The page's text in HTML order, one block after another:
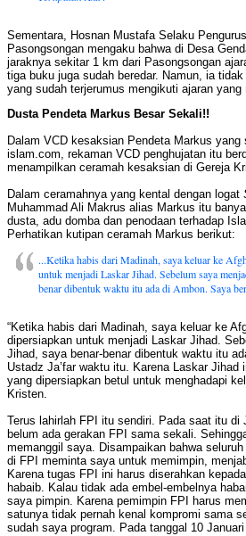
Sementara, Hosnan Mustafa Selaku
Pasongsongan mengaku bahwa di Desa
jaraknya sekitar 1 km dari Pasongsongan
tiga buku juga sudah beredar. Namun, ia
yang sudah terjerumus mengikuti ajaran yang
Dusta Pendeta Markus Besar Sekali!!
Dalam VCD kesaksian Pendeta Markus
islam.com, rekaman VCD penghujatan itu
menampilkan ceramah kesaksian di Gereja
Dalam ceramahnya yang kental dengan logat
Muhammad Ali Makrus alias Markus itu
dusta, adu domba dan penodaan terhadap
Perhatikan kutipan ceramah Markus berikut:
...Ketika habis dari Madinah, saya keluar ke
untuk menjadi Laskar Jihad. Sebelum saya
benar dibentuk waktu itu ada di Ambon. Saya
“Ketika habis dari Madinah, saya keluar ke
dipersiapkan untuk menjadi Laskar Jihad.
Jihad, saya benar-benar dibentuk waktu itu
Ustadz Ja’far waktu itu. Karena Laskar Jihad
yang dipersiapkan betul untuk menghadapi
Kristen.
Terus lahirlah FPI itu sendiri. Pada saat itu di
belum ada gerakan FPI sama sekali.
memanggil saya. Disampaikan bahwa
di FPI meminta saya untuk memimpin,
Karena tugas FPI ini harus diserahkan
habaib. Kalau tidak ada embel-embelnya
saya pimpin. Karena pemimpin FPI harus
satunya tidak pernah kenal kompromi sama
sudah saya program. Pada tanggal 10